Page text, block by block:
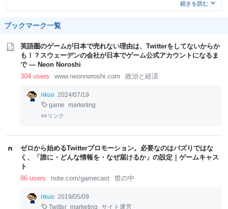
続きを読む
ブックマーク一覧
英語圏のゲームが日本で売れない理由は、Twitterをしてないからか
も！？スウェーデンの会社が日本でゲーム公式アカウントになるま
で — Neon Noroshi
304 users
www.neonnoroshi.com 政治と経済
rikuo 2024/07/19
game marketing
リンク
ゼロから始めるTwitterプロモーション。必要なのはバズりではな
く、「誰に・どんな情報を・なぜ届けるか」の設定｜ゲームキャス
ト
86 users
note.com/gamecast 世の中
rikuo 2019/05/09
Twitter marketing サイト運営